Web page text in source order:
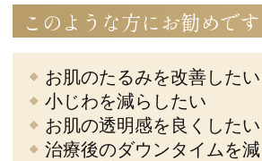
このような方にお勧めです
お肌のたるみを改善したい
小じわを減らしたい
お肌の透明感を良くしたい
治療後のダウンタイムを